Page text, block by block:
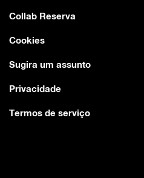
Collab Reserva
Cookies
Sugira um assunto
Privacidade
Termos de serviço